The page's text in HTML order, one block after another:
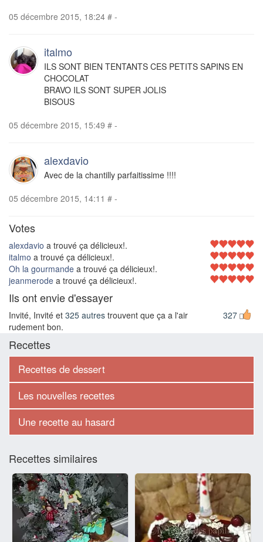
05 décembre 2015, 18:24 # -
italmo
ILS SONT BIEN TENTANTS CES PETITS SAPINS EN
CHOCOLAT
BRAVO ILS SONT SUPER JOLIS
BISOUS
05 décembre 2015, 15:49 # -
alexdavio
Avec de la chantilly parfaitissime !!!!
05 décembre 2015, 14:11 # -
Votes
alexdavio a trouvé ça délicieux!.
italmo a trouvé ça délicieux!.
Oh la gourmande a trouvé ça délicieux!.
jeanmerode a trouvé ça délicieux!.
Ils ont envie d'essayer
327
Invité, Invité et 325 autres trouvent que ça a l'air
rudement bon.
Recettes
Recettes de dessert
Les nouvelles recettes
Une recette au hasard
Recettes similaires